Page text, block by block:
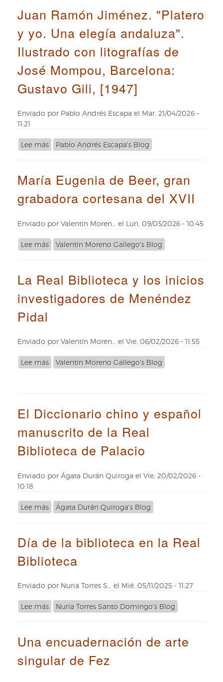
ilustrada.
Dos
obras
la
Biblioteca
la
Antonio
Mengs
del
del
Juan Ramón Jiménez. "Platero
y yo. Una elegía andaluza".
Ilustrado con litografías de
José Mompou, Barcelona:
Gustavo Gili, [1947]
Enviado por Pablo Andrés Escapa el Mar, 21/04/2026 -
11:21
Lee mássobre
Jiménez.
"Platero
y
elegía
andaluza".
Ilustrado
de
Mompou,
[1947]
Pablo Andrés Escapa's Blog
María Eugenia de Beer, gran
grabadora cortesana del XVII
Enviado por Valentín Moren… el Lun, 09/03/2026 - 10:45
Lee mássobre
Beer,
gran
grabadora
XVII
Valentín Moreno Gallego's Blog
La Real Biblioteca y los inicios
investigadores de Menéndez
Pidal
Enviado por Valentín Moren… el Vie, 06/02/2026 - 11:55
Lee mássobre
los
investigadores
de
Menéndez
Valentín Moreno Gallego's Blog
El Diccionario chino y español
manuscrito de la Real
Biblioteca de Palacio
Enviado por Ágata Durán Quiroga el Vie, 20/02/2026 -
10:18
Lee mássobre
chino
y
español
la
Real
Biblioteca
Ágata Durán Quiroga's Blog
Día de la biblioteca en la Real
Biblioteca
Enviado por Nuria Torres S… el Mié, 05/11/2025 - 11:27
Lee mássobre
biblioteca
en
Nuria Torres Santo Domingo's Blog
Una encuadernación de arte
singular de Fez